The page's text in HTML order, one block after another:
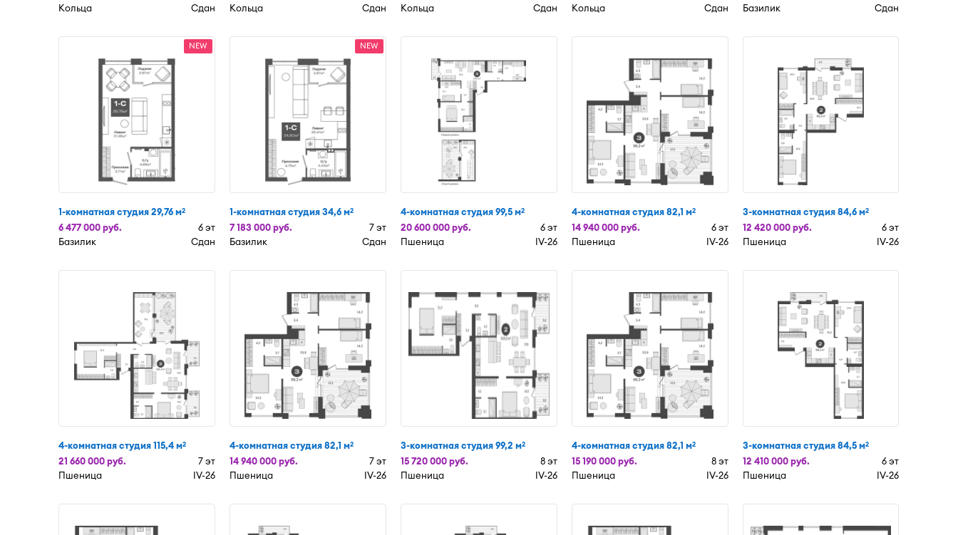
Кольца
Сдан
Кольца
Сдан
Кольца
Сдан
Кольца
Сдан
Базилик
Сдан
NEW
1-комнатная студия 29,76 м2
6 477 000 руб.
6 эт
Базилик
Сдан
NEW
1-комнатная студия 34,6 м2
7 183 000 руб.
7 эт
Базилик
Сдан
4-комнатная студия 99,5 м2
20 600 000 руб.
6 эт
Пшеница
IV-26
4-комнатная студия 82,1 м2
14 940 000 руб.
6 эт
Пшеница
IV-26
3-комнатная студия 84,6 м2
12 420 000 руб.
6 эт
Пшеница
IV-26
4-комнатная студия 115,4 м2
21 660 000 руб.
7 эт
Пшеница
IV-26
4-комнатная студия 82,1 м2
14 940 000 руб.
7 эт
Пшеница
IV-26
3-комнатная студия 99,2 м2
15 720 000 руб.
8 эт
Пшеница
IV-26
4-комнатная студия 82,1 м2
15 190 000 руб.
8 эт
Пшеница
IV-26
3-комнатная студия 84,5 м2
12 410 000 руб.
6 эт
Пшеница
IV-26